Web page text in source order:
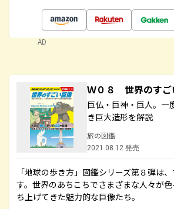
AD
Ｗ０８ 世界のす
巨仏・巨神・巨人。一
き巨大造形を解説
旅の図鑑
2021.08.12 発売
「地球の歩き方」図鑑シリーズ第８弾は
す。世界のあちこちでさまざまな人々が
ち上げてきた魅力的な巨像たち。